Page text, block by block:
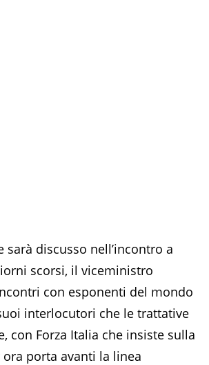
discusso nell’incontro a
scorsi, il viceministro
con esponenti del mondo
interlocutori che le trattative
con Forza Italia che insiste sulla
ora porta avanti la linea